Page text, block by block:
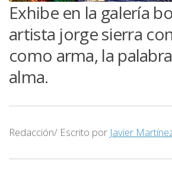
Exhibe en la galería
artista jorge sierra
como arma, la
alma.
Redacción/ Escrito por Javier